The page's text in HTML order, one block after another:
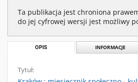
Ta publikacja jest chroniona
do jej cyfrowej wersji jest możliwy
OPIS INFORMACJE
Tytuł: